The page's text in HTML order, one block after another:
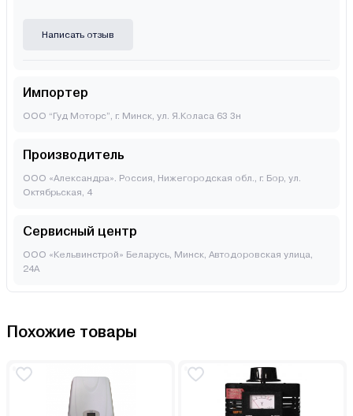
Написать отзыв
Импортер
ООО “Гуд Моторс”, г. Минск, ул. Я.Коласа 63 3н
Производитель
ООО «Александра». Россия, Нижегородская обл., г. Бор, ул.
Октябрьская, 4
Сервисный центр
ООО «Кельвинстрой» Беларусь, Минск, Автодоровская улица,
24А
Похожие товары